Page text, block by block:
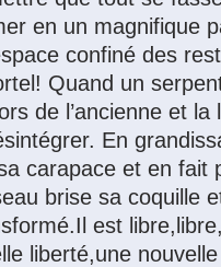
en un magnifique
confiné des
Quand un
de l’ancienne et la
En
carapace et en fait
brise sa coquille
est
liberté,une